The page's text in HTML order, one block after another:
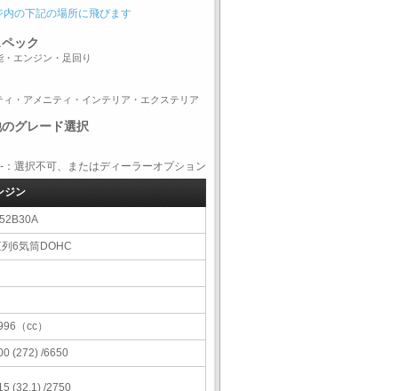
内の下記の場所に飛びます
ック
・エンジン・足回り
ィ・アメニティ・インテリア・エクステリア
グレード選択
択不可、またはディーラーオプション
ジン
6気筒DOHC
（cc）
(272) /6650
(32.1) /2750